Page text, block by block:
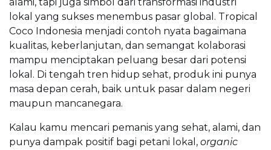
alami, tapi juga simbol dari transformasi industri
lokal yang sukses menembus pasar global. Tropical
Coco Indonesia menjadi contoh nyata bagaimana
kualitas, keberlanjutan, dan semangat kolaborasi
mampu menciptakan peluang besar dari potensi
lokal. Di tengah tren hidup sehat, produk ini punya
masa depan cerah, baik untuk pasar dalam negeri
maupun mancanegara.
Kalau kamu mencari pemanis yang sehat, alami, dan
punya dampak positif bagi petani lokal, organic